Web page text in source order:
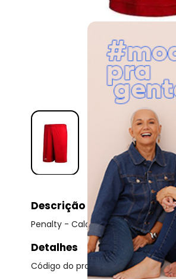
Descrição
Penalty - Calção Penalty X
Detalhes
Código do produto: 22901717